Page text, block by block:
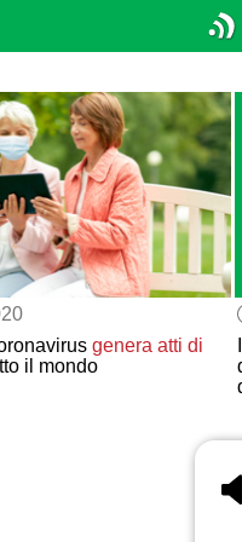
genera atti di
il mondo